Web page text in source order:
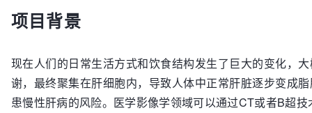
项目背景
现在人们的日常生活方式和饮食结构发生了巨大的变化，
谢，最终聚集在肝细胞内，导致人体中正常肝脏逐步变成
患慢性肝病的风险。医学影像学领域可以通过CT或者B超